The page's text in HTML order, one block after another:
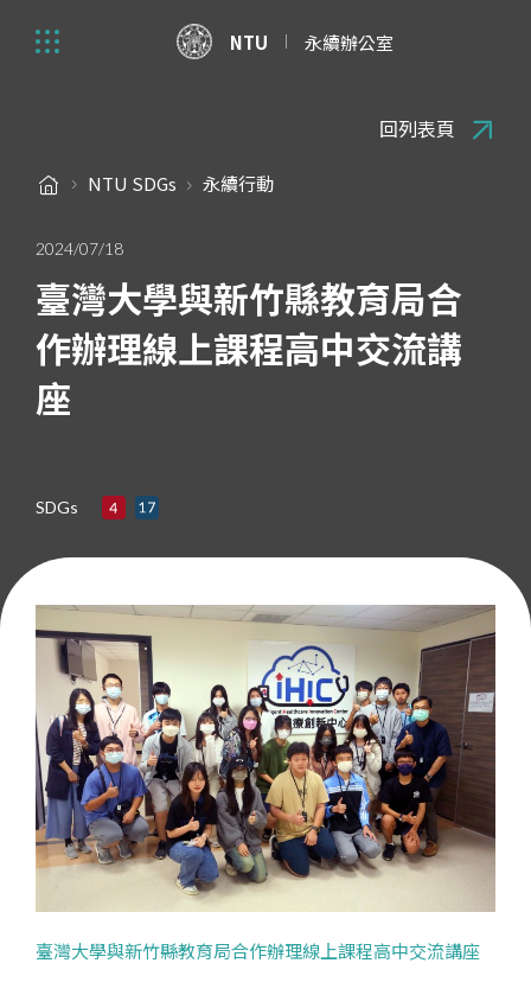
NTU 永續辦公室
NTU SDGs 永續行動
回列表頁
2024/07/18
臺灣大學與新竹縣教育局合
作辦理線上課程高中交流講
座
SDGs
臺灣大學與新竹縣教育局合作辦理線上課程高中交流講座